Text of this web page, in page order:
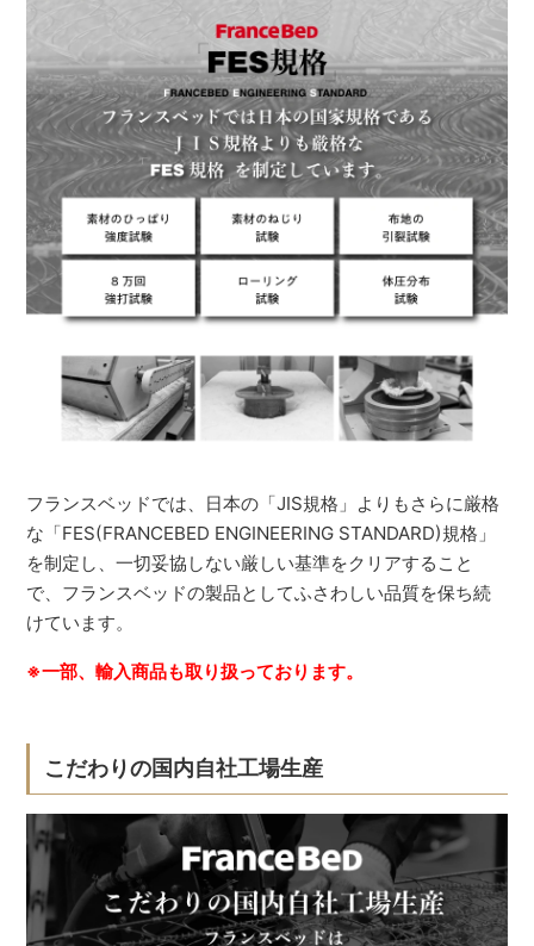
フランスベッドでは、日本の「JIS規格」よりもさらに厳格
な「FES(FRANCEBED ENGINEERING STANDARD)規格」
を制定し、一切妥協しない厳しい基準をクリアすること
で、フランスベッドの製品としてふさわしい品質を保ち続
けています。
※一部、輸入商品も取り扱っております。
こだわりの国内自社工場生産